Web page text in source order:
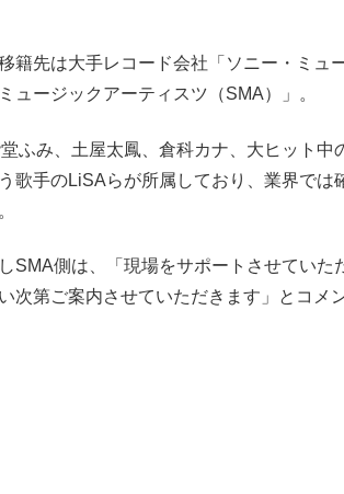
籍先は大手レコード会社「ソニー・ミュ
ュージックアーティスツ（SMA）」。
ふみ、土屋太鳳、倉科カナ、大ヒット中
歌手のLiSAらが所属しており、業界では
SMA側は、「現場をサポートさせていた
次第ご案内させていただきます」とコメ